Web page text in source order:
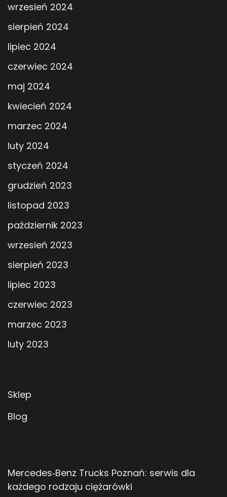
wrzesień 2024
sierpień 2024
lipiec 2024
czerwiec 2024
maj 2024
kwiecień 2024
marzec 2024
luty 2024
styczeń 2024
grudzień 2023
listopad 2023
październik 2023
wrzesień 2023
sierpień 2023
lipiec 2023
czerwiec 2023
marzec 2023
luty 2023
Sklep
Blog
Mercedes‑Benz Trucks Poznań: serwis dla
każdego rodzaju ciężarówki